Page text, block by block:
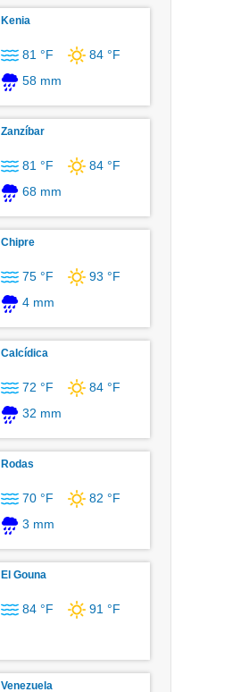
Kenia
81 °F
84 °F
58 mm
Zanzíbar
81 °F
84 °F
68 mm
Chipre
75 °F
93 °F
4 mm
Calcídica
72 °F
84 °F
32 mm
Rodas
70 °F
82 °F
3 mm
El Gouna
84 °F 91 °F
Venezuela